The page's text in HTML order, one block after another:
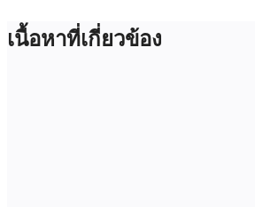
เนื้อหาที่เกี่ยวข้อง